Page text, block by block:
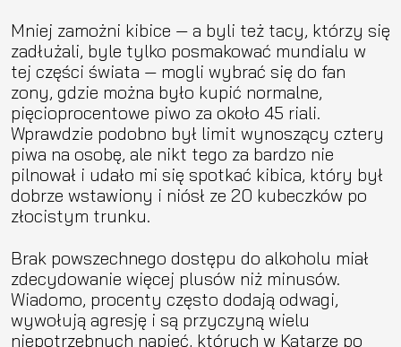
Mniej zamożni kibice — a byli też tacy, którzy się
zadłużali, byle tylko posmakować mundialu w
tej części świata — mogli wybrać się do fan
zony, gdzie można było kupić normalne,
pięcioprocentowe piwo za około 45 riali.
Wprawdzie podobno był limit wynoszący cztery
piwa na osobę, ale nikt tego za bardzo nie
pilnował i udało mi się spotkać kibica, który był
dobrze wstawiony i niósł ze 20 kubeczków po
złocistym trunku.
Brak powszechnego dostępu do alkoholu miał
zdecydowanie więcej plusów niż minusów.
Wiadomo, procenty często dodają odwagi,
wywołują agresję i są przyczyną wielu
niepotrzebnych napięć, których w Katarze po